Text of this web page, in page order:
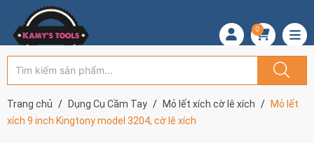
0
Trang chủ Dụng Cụ Cầm Tay Mỏ lết xích cờ lê xích
Mỏ lết
xích 9 inch Kingtony model 3204, cờ lê xích